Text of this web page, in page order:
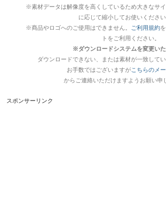
※素材データは解像度を高くしているため大きなサ
に応じて縮小してお使いください
※商品やロゴへのご使用はできません。
ご利用規約
トをご利用ください。
※ダウンロードシステムを変更い
ダウンロードできない、または素材が一致して
お手数ではございますがこちらのメ
からご連絡いただけますようお願い申
スポンサーリンク